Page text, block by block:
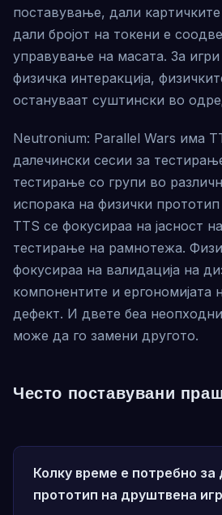
поставување, дали
дали бројот на токени е
управување на масата. За игри
физичка интеракција,
остануваат суштински во
Neutronium: Parallel Wars има
далечински сесии за
тестирање со групи во
испорака на физички
TTS се фокусираа на јасност
тестирање на рамнотежа.
фокусираа на валидација на
компонентите и ергономијата
дефект. И двете беа
може да го замени другото.
Често поставувани
Колку време е потребно за
прототип на друштвена